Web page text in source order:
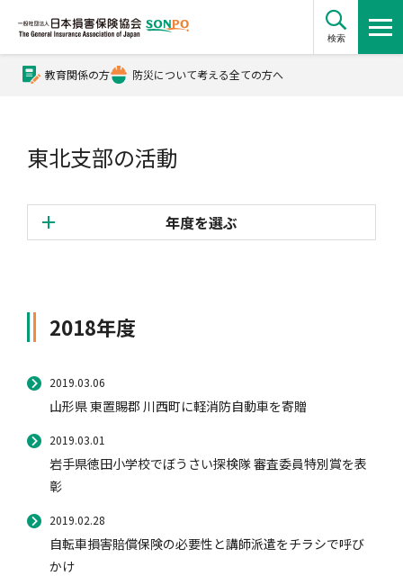
検索
公式Xアカウント
公式YouTubeチャンネル
損害保険とは？
自賠責保険
自動車保険
火災保険
協会の活動・概要トップ
協会の活動
協会概要
会員会社情報
会員会社情報トップ
損害保険会社の概況
試験・研修
試験・研修トップ
統計・刊行物・報告書
教育関係の方 防災について考える全ての方へ
東北支部の活動
年度を選ぶ
2024年度
2022年度
2021年度
2020年度
2019年度
2018年度
2017年度
2018年度
2019.03.06
山形県 東置賜郡 川西町に軽消防自動車を寄贈
2019.03.01
岩手県徳田小学校でぼうさい探検隊 審査委員特別賞を表
彰
2019.02.28
自転車損害賠償保険の必要性と講師派遣をチラシで呼び
かけ